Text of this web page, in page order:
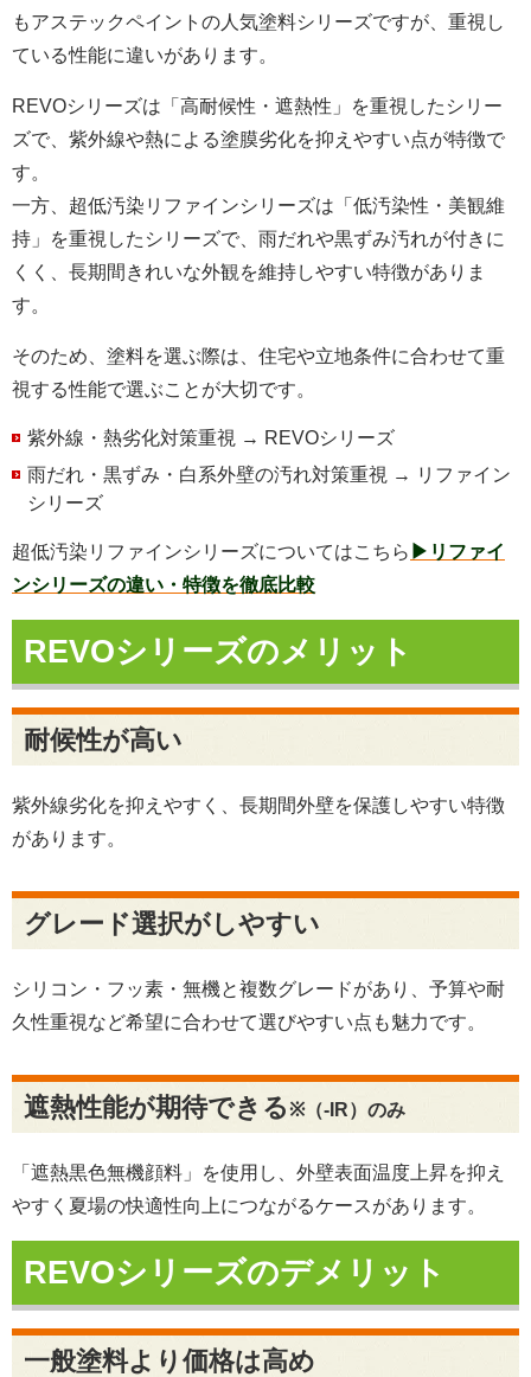
もアステックペイントの人気塗料シリーズですが、重視し
ている性能に違いがあります。
REVOシリーズは「高耐候性・遮熱性」を重視したシリー
ズで、紫外線や熱による塗膜劣化を抑えやすい点が特徴で
す。
一方、超低汚染リファインシリーズは「低汚染性・美観維
持」を重視したシリーズで、雨だれや黒ずみ汚れが付きに
くく、長期間きれいな外観を維持しやすい特徴がありま
す。
そのため、塗料を選ぶ際は、住宅や立地条件に合わせて重
視する性能で選ぶことが大切です。
紫外線・熱劣化対策重視 → REVOシリーズ
雨だれ・黒ずみ・白系外壁の汚れ対策重視 → リファイン
シリーズ
超低汚染リファインシリーズについてはこちら ▶リファイ
ンシリーズの違い・特徴を徹底比較
REVOシリーズのメリット
耐候性が高い
紫外線劣化を抑えやすく、長期間外壁を保護しやすい特徴
があります。
グレード選択がしやすい
シリコン・フッ素・無機と複数グレードがあり、予算や耐
久性重視など希望に合わせて選びやすい点も魅力です。
遮熱性能が期待できる※（-IR）のみ
「遮熱黒色無機顔料」を使用し、外壁表面温度上昇を抑え
やすく夏場の快適性向上につながるケースがあります。
REVOシリーズのデメリット
一般塗料より価格は高め